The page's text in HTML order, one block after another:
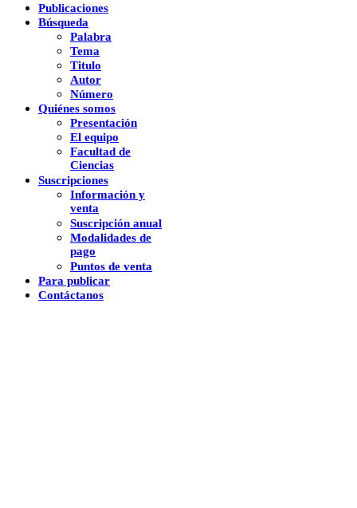
Publicaciones
Búsqueda
Palabra
Tema
Titulo
Autor
Número
Quiénes somos
Presentación
El equipo
Facultad de
Ciencias
Suscripciones
Información y
venta
Suscripción anual
Modalidades de
pago
Puntos de venta
Para publicar
Contáctanos